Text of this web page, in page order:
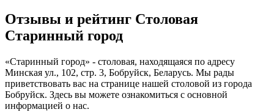
Отзывы и рейтинг Столовая
Старинный город
«Старинный город» - столовая, находящаяся по адресу
Минская ул., 102, стр. 3, Бобруйск, Беларусь. Мы рады
приветствовать вас на странице нашей столовой из города
Бобруйск. Здесь вы можете ознакомиться с основной
информацией о нас.